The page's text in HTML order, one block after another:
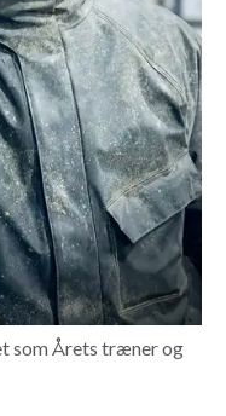
som Årets træner og